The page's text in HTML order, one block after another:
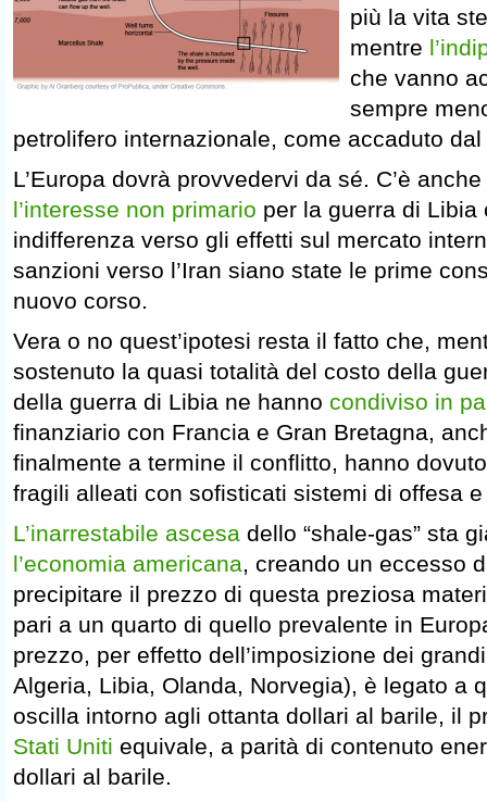
più la vita
mentre
che vanno
sempre
petrolifero internazionale, come accaduto
L’Europa dovrà provvedervi da sé. C’è
l’interesse non primario per la guerra di
indifferenza verso gli effetti sul mercato
sanzioni verso l’Iran siano state le prime
nuovo corso.
Vera o no quest’ipotesi resta il fatto che,
sostenuto la quasi totalità del costo della
della guerra di Libia ne hanno condiviso in
finanziario con Francia e Gran Bretagna,
finalmente a termine il conflitto, hanno
fragili alleati con sofisticati sistemi di offesa
L’inarrestabile ascesa dello “shale-gas” sta
l’economia americana, creando un eccesso
precipitare il prezzo di questa preziosa
pari a un quarto di quello prevalente in
prezzo, per effetto dell’imposizione dei
Algeria, Libia, Olanda, Norvegia), è legato a
oscilla intorno agli ottanta dollari al barile, il
Stati Uniti equivale, a parità di contenuto
dollari al barile.